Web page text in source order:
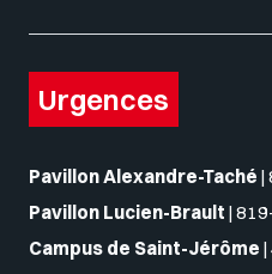
Urgences
Pavillon Alexandre-Taché |
Pavillon Lucien-Brault |
Campus de Saint-Jérôme |